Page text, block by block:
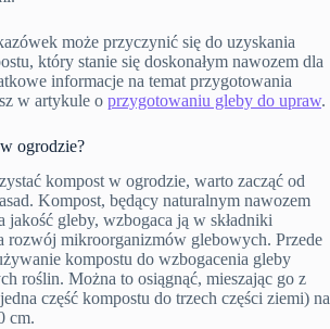
może przyczynić się do uzyskania
który stanie się doskonałym nawozem dla
informacje na temat przygotowania
w artykule o przygotowaniu gleby do upraw.
ogrodzie?
kompost w ogrodzie, warto zacząć od
Kompost, będący naturalnym nawozem
jakość gleby, wzbogaca ją w składniki
rozwój mikroorganizmów glebowych. Przede
kompostu do wzbogacenia gleby
roślin. Można to osiągnąć, mieszając go z
część kompostu do trzech części ziemi) na
cm.